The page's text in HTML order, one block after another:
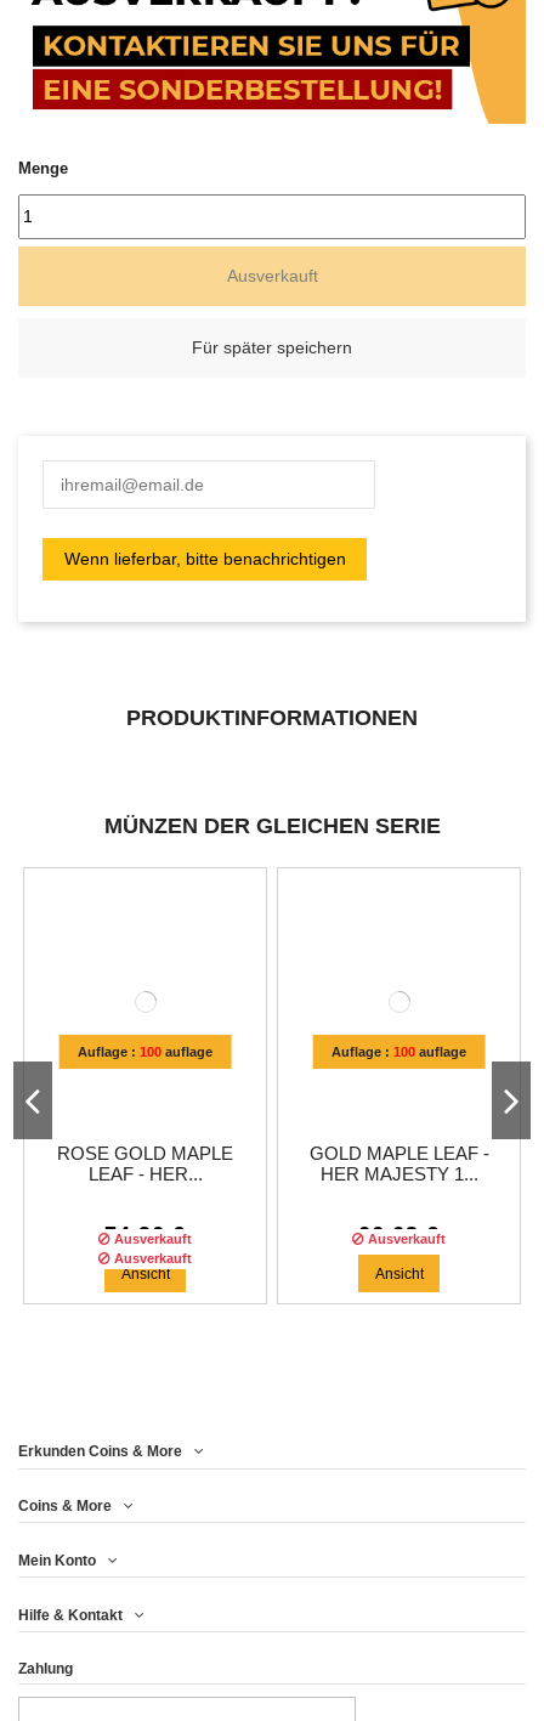
Menge
Ausverkauft
Für später speichern
PRODUKTINFORMATIONEN
MÜNZEN DER GLEICHEN SERIE
Auflage : 100auflage
ROSE GOLD MAPLE
LEAF - HER...
74,96 €
Ausverkauft
Ansicht
Auflage : 100auflage
GOLD MAPLE LEAF -
HER MAJESTY 1...
66,63 €
Ausverkauft
Ansicht
Auflage :
MAJESTY 1 OZ...
83,29 €
Ausverkauft
Erkunden Coins & More
Coins & More
Mein Konto
Hilfe & Kontakt
Zahlung